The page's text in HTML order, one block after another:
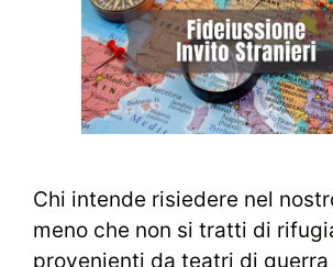
Chi intende risiedere nel
meno che non si tratti di
provenienti da teatri di guerra